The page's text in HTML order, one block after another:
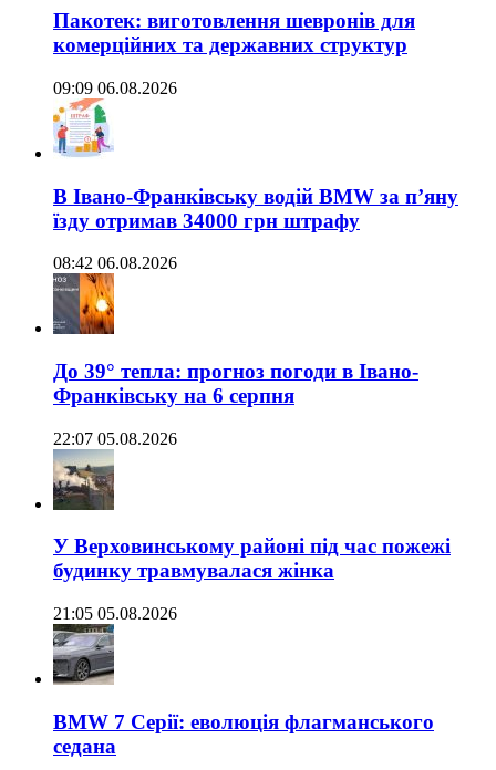
Пакотек: виготовлення шевронів для
комерційних та державних структур
09:09 06.08.2026
В Івано-Франківську водій BMW за п’яну
їзду отримав 34000 грн штрафу
08:42 06.08.2026
До 39° тепла: прогноз погоди в Івано-
Франківську на 6 серпня
22:07 05.08.2026
У Верховинському районі під час пожежі
будинку травмувалася жінка
21:05 05.08.2026
BMW 7 Серії: еволюція флагманського
седана